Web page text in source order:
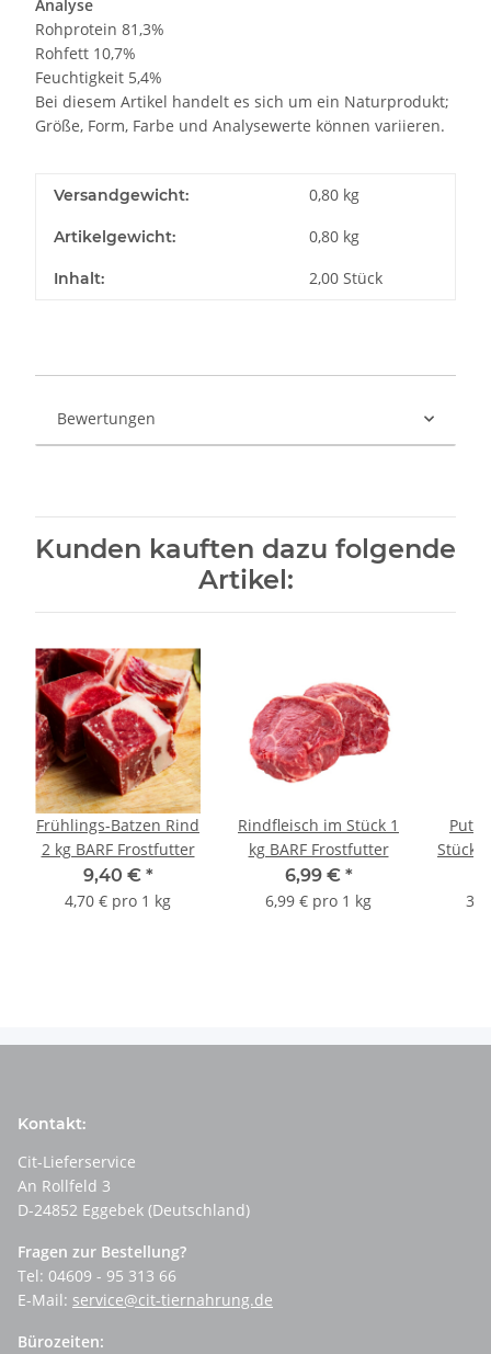
Analyse
Rohprotein 81,3%
Rohfett 10,7%
Feuchtigkeit 5,4%
Bei diesem Artikel handelt es sich um ein Naturprodukt;
Größe, Form, Farbe und Analysewerte können variieren.
Versandgewicht: 0,80 kg
Artikelgewicht: 0,80 kg
Inhalt: 2,00 Stück
Bewertungen
Kunden kauften dazu folgende
Artikel:
Frühlings-Batzen Rind
2 kg BARF Frostfutter
9,40 € *
4,70 € pro 1 kg
Rindfleisch im Stück 1
kg BARF Frostfutter
6,99 € *
6,99 € pro 1 kg
Stück
Kontakt:
Cit-Lieferservice
An Rollfeld 3
D-24852 Eggebek (Deutschland)
Fragen zur Bestellung?
Tel: 04609 - 95 313 66
E-Mail: service@cit-tiernahrung.de
Bürozeiten: